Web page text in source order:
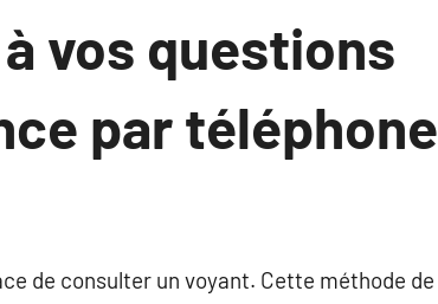
vos questions
par téléphone
de consulter un voyant. Cette méthode de